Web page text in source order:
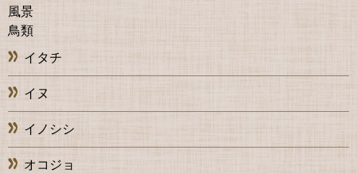
風景
鳥類
イタチ
イヌ
イノシシ
オコジョ